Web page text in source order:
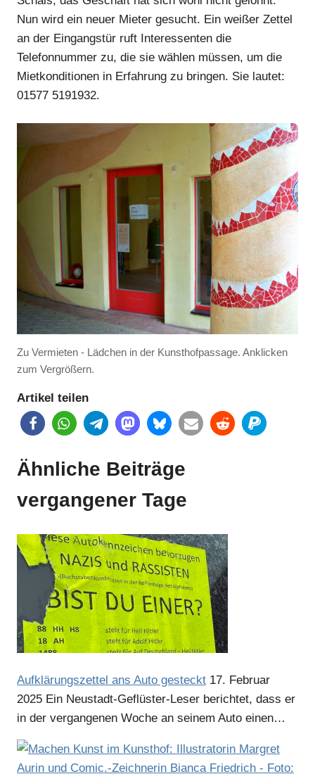
Nun wird ein neuer Mieter gesucht. Ein weißer Zettel
an der Eingangstür ruft Interessenten die
Telefonnummer zu, die sie wählen müssen, um die
Mietkonditionen in Erfahrung zu bringen. Sie lautet:
01577 5191932.
Zu Vermieten - Lädchen in der Kunsthofpassage. Anklicken
zum Vergrößern.
Artikel teilen
Ähnliche Beiträge
vergangener Tage
Aufklärungszettel ans Auto gesteckt 17. Februar
2025 Ein Neustadt-Geflüster-Leser berichtet, dass er
in der vergangenen Woche an seinem Auto einen…